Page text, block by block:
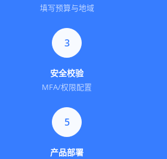
填写预算与地域
3
安全校验
MFA/权限配置
5
产品部署